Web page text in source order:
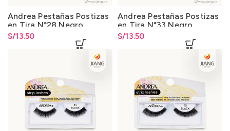
Andrea Pestañas Postizas
en Tira N°28 Negro
S/13.50
Andrea Pestañas Postizas
en Tira N°33 Negro
S/13.50